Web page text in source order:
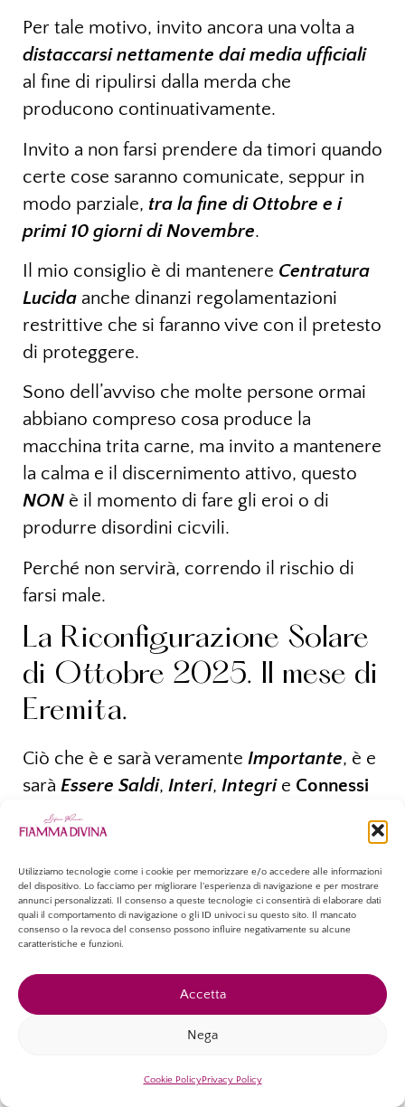
Utilizziamo tecnologie come i cookie per memorizzare e/o accedere alle informazioni
del dispositivo. Lo facciamo per migliorare l'esperienza di navigazione e per mostrare
annunci personalizzati. Il consenso a queste tecnologie ci consentirà di elaborare dati
quali il comportamento di navigazione o gli ID univoci su questo sito. Il mancato
consenso o la revoca del consenso possono influire negativamente su alcune
caratteristiche e funzioni.
Accetta
Nega
Cookie PolicyPrivacy Policy
Per tale motivo, invito ancora una volta a
distaccarsi nettamente dai media ufficiali
al fine di ripulirsi dalla merda che
producono continuativamente.
Invito a non farsi prendere da timori quando
certe cose saranno comunicate, seppur in
modo parziale, tra la fine di Ottobre e i
primi 10 giorni di Novembre.
Il mio consiglio è di mantenere Centratura
Lucida anche dinanzi regolamentazioni
restrittive che si faranno vive con il pretesto
di proteggere.
Sono dell’avviso che molte persone ormai
abbiano compreso cosa produce la
macchina trita carne, ma invito a mantenere
la calma e il discernimento attivo, questo
NON è il momento di fare gli eroi o di
produrre disordini cicvili.
Perché non servirà, correndo il rischio di
farsi male.
La Riconfigurazione Solare
di Ottobre 2025. Il mese di
Eremita.
Ciò che è e sarà veramente Importante, è e
sarà Essere Saldi, Interi, Integrie Connessi
con le
aprendoci al flusso cosmico eAllineandoci
allaNuova Modulazione di Frequenzache
verrà ampiamentetrasmessa dal Sole.
Focalizziamoci solo su quello, perché
risulterà essere l’apripista all’attraversare
una delicata linea di confine che, non
potrebbe risultare folgorante.